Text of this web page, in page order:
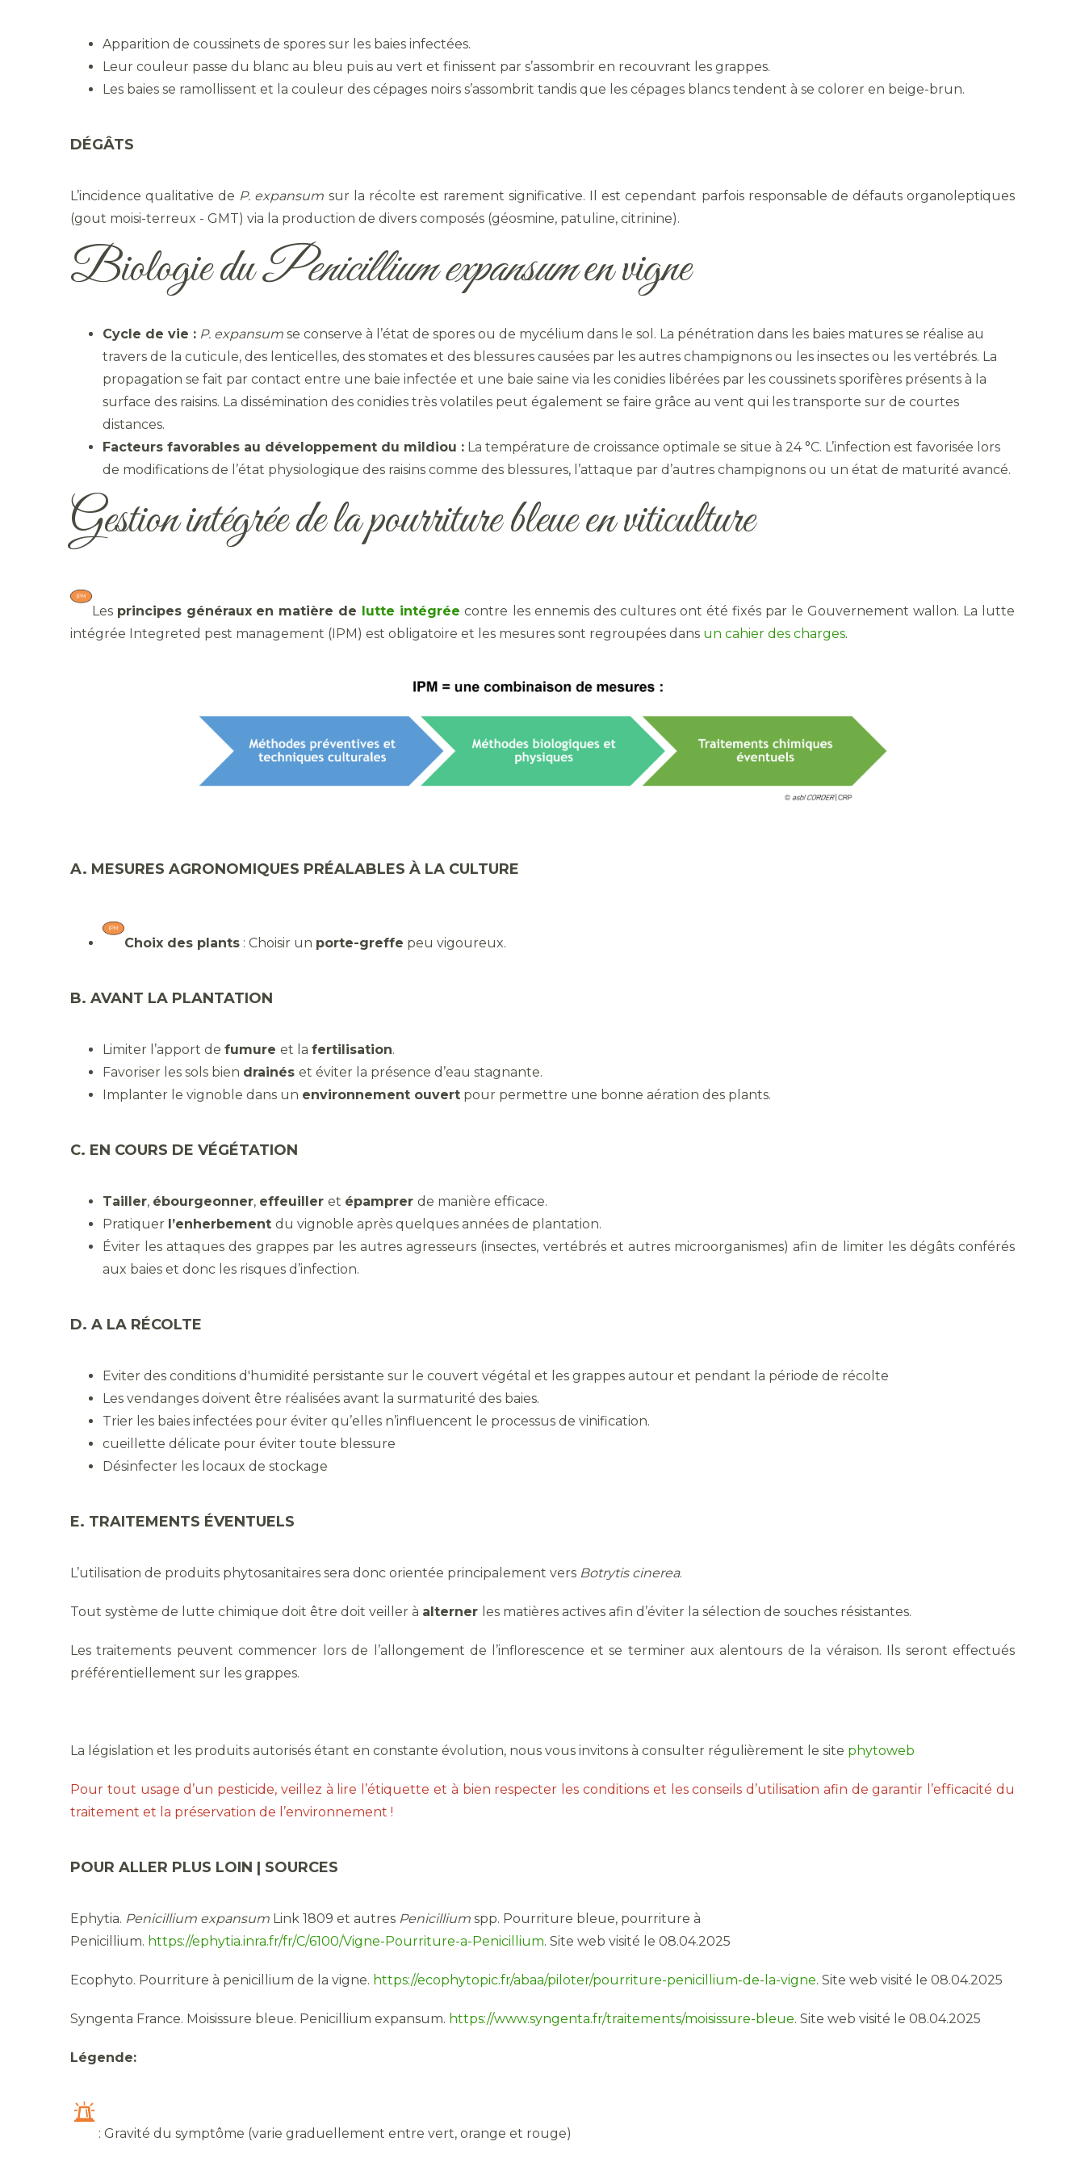
Apparition de coussinets de spores sur les baies infectées.
Leur couleur passe du blanc au bleu puis au vert et finissent par s’assombrir en recouvrant les grappes.
Les baies se ramollissent et la couleur des cépages noirs s’assombrit tandis que les cépages blancs tendent à se colorer en beige-brun.
DÉGÂTS
L’incidence qualitative de P. expansum sur la récolte est rarement significative. Il est cependant parfois responsable de défauts organoleptiques
(gout moisi-terreux - GMT) via la production de divers composés (géosmine, patuline, citrinine).
Biologie duPenicillium expansumen vigne
Cycle de vie : P. expansum se conserve à l’état de spores ou de mycélium dans le sol. La pénétration dans les baies matures se réalise au
travers de la cuticule, des lenticelles, des stomates et des blessures causées par les autres champignons ou les insectes ou les vertébrés. La
propagation se fait par contact entre une baie infectée et une baie saine via les conidies libérées par les coussinets sporifères présents à la
surface des raisins. La dissémination des conidies très volatiles peut également se faire grâce au vent qui les transporte sur de courtes
distances.
Facteurs favorables au développement du mildiou : La température de croissance optimale se situe à 24 °C. L’infection est favorisée lors
de modifications de l’état physiologique des raisins comme des blessures, l’attaque par d’autres champignons ou un état de maturité avancé.
Gestion intégrée de la pourriture bleue en viticulture
Les principes généraux en matière de lutte intégrée contre les ennemis des cultures ont été fixés par le Gouvernement wallon. La lutte
intégrée Integreted pest management (IPM) est obligatoire et les mesures sont regroupées dans un cahier des charges.
A. MESURES AGRONOMIQUES PRÉALABLES À LA CULTURE
Choix des plants : Choisir un porte-greffe peu vigoureux.
B. AVANT LA PLANTATION
Limiter l’apport de fumure et la fertilisation.
Favoriser les sols bien drainés et éviter la présence d’eau stagnante.
Implanter le vignoble dans un environnement ouvert pour permettre une bonne aération des plants.
C. EN COURS DE VÉGÉTATION
Tailler, ébourgeonner, effeuiller et épamprer de manière efficace.
Pratiquer l’enherbement du vignoble après quelques années de plantation.
Éviter les attaques des grappes par les autres agresseurs (insectes, vertébrés et autres microorganismes) afin de limiter les dégâts conférés
aux baies et donc les risques d’infection.
D. A LA RÉCOLTE
Eviter des conditions d'humidité persistante sur le couvert végétal et les grappes autour et pendant la période de récolte
Les vendanges doivent être réalisées avant la surmaturité des baies.
Trier les baies infectées pour éviter qu’elles n’influencent le processus de vinification.
cueillette délicate pour éviter toute blessure
Désinfecter les locaux de stockage
E. TRAITEMENTS ÉVENTUELS
L’utilisation de produits phytosanitaires sera donc orientée principalement vers Botrytis cinerea.
Tout système de lutte chimique doit être doit veiller à alterner les matières actives afin d’éviter la sélection de souches résistantes.
Les traitements peuvent commencer lors de l’allongement de l’inflorescence et se terminer aux alentours de la véraison. Ils seront effectués
préférentiellement sur les grappes.
La législation et les produits autorisés étant en constante évolution, nous vous invitons à consulter régulièrement le site phytoweb
Pour tout usage d’un pesticide, veillez à lire l’étiquette et à bien respecter les conditions et les conseils d’utilisation afin de garantir l’efficacité du
traitement et la préservation de l’environnement !
POUR ALLER PLUS LOIN | SOURCES
Ephytia. Penicillium expansum Link 1809 et autres Penicillium spp. Pourriture bleue, pourriture à
Penicillium. https://ephytia.inra.fr/fr/C/6100/Vigne-Pourriture-a-Penicillium. Site web visité le 08.04.2025
Ecophyto. Pourriture à penicillium de la vigne. https://ecophytopic.fr/abaa/piloter/pourriture-penicillium-de-la-vigne. Site web visité le 08.04.2025
Syngenta France. Moisissure bleue. Penicillium expansum. https://www.syngenta.fr/traitements/moisissure-bleue. Site web visité le 08.04.2025
Légende:
: Gravité du symptôme (varie graduellement entre vert, orange et rouge)